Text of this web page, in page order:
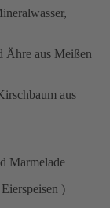
Ähre aus Meißen
aus
Marmelade
)